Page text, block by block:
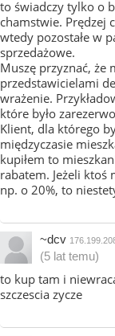
to świadczy tylko o
chamstwie. Prędzej
wtedy pozostałe w
sprzedażowe.
Muszę przyznać,
przedstawicielami
wrażenie.
które było
Klient, dla którego
międzyczasie
kupiłem to
rabatem. Jeżeli ktoś
np. o 20%, to
~dcv
(5 lat temu)
to kup tam i
szczescia zycze